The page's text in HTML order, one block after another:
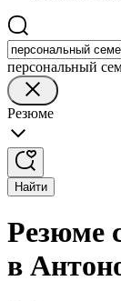
персональный
Резюме
Найти
Резюме
в